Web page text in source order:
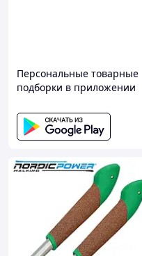
Персональные товарные
подборки в приложении